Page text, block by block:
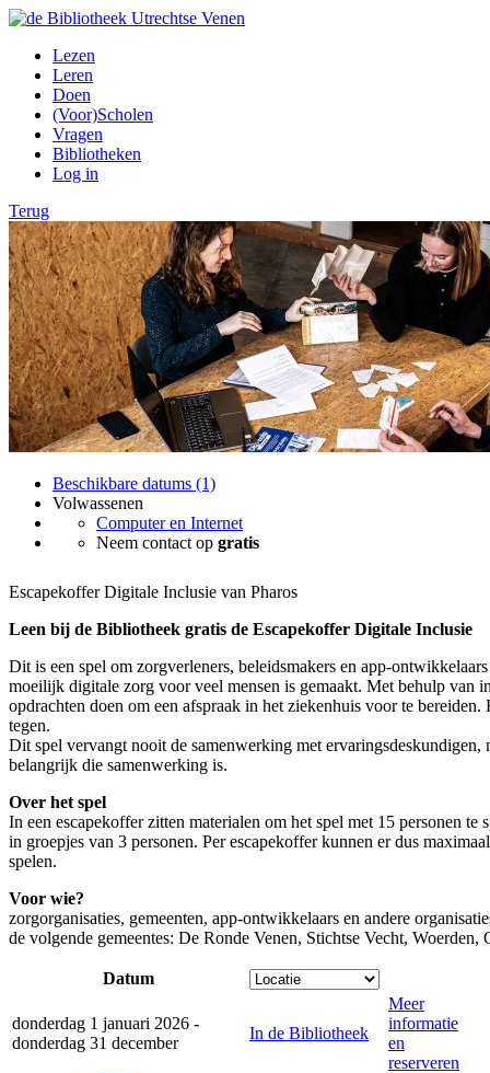
Lezen
Leren
Doen
(Voor)Scholen
Vragen
Bibliotheken
Log in
Terug
Beschikbare datums (1)
Volwassenen
Computer en Internet
Neem contact op gratis
Escapekoffer Digitale Inclusie van Pharos
Leen bij de Bibliotheek gratis de Escapekoffer Digitale Inclusie
Dit is een spel om zorgverleners, beleidsmakers en app-
moeilijk digitale zorg voor veel mensen is gemaakt. Met behulp van
opdrachten doen om een afspraak in het ziekenhuis voor te
tegen.
Dit spel vervangt nooit de samenwerking met ervaringsdeskundigen,
belangrijk die samenwerking is.
Over het spel
In een escapekoffer zitten materialen om het spel met 15 personen te
in groepjes van 3 personen. Per escapekoffer kunnen er dus
spelen.
Voor wie?
zorgorganisaties, gemeenten, app-ontwikkelaars en andere
de volgende gemeentes: De Ronde Venen, Stichtse Vecht,
Datum
donderdag 1 januari 2026 -
donderdag 31 december
In de Bibliotheek
Meer
informatie
en
reserveren